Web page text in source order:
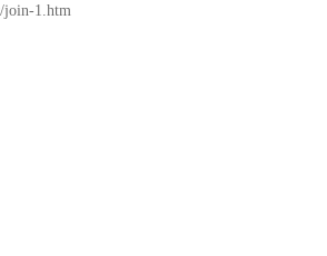
join-1.htm